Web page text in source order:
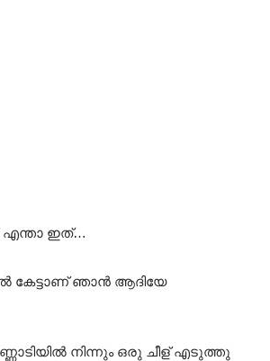
ഇത്…
കേട്ടാണ് ഞാൻ ആദിയേ
നിന്നും ഒരു ചീള് എടുത്തു